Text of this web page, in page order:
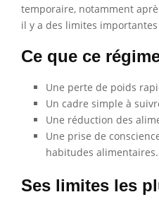
temporaire, notamment
il y a des limites
Ce que ce
Une perte de poids
Un cadre simple à
Une réduction des
Une prise de
habitudes alimentaires.
Ses limites les